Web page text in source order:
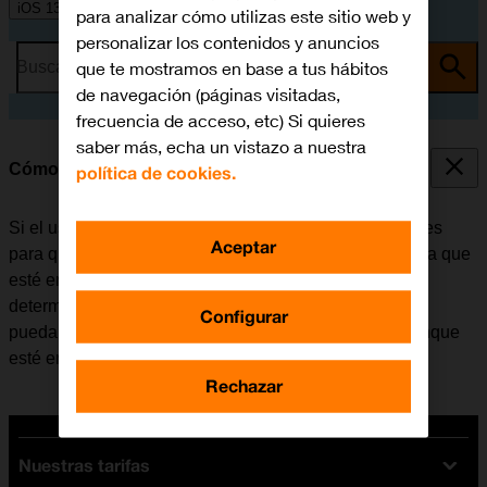
iOS 13.1
Busca por problema o tema
Cómo utilizar la función de "No molestar"
Si el usuario no desea recibir mensajes ni notificaciones
para que no le molesten, puede configurar el móvil para que
esté en modo silencioso durante un período de tiempo
determinado. Además, existe la opción de que el móvil
pueda recibir llamadas de determinados contactos aunque
esté en modo silencioso.
Nuestras tarifas
para analizar cómo utilizas este sitio web y
personalizar los contenidos y anuncios
que te mostramos en base a tus hábitos
de navegación (páginas visitadas,
frecuencia de acceso, etc) Si quieres
saber más, echa un vistazo a nuestra
política de cookies.
Configurar
Rechazar
Aceptar